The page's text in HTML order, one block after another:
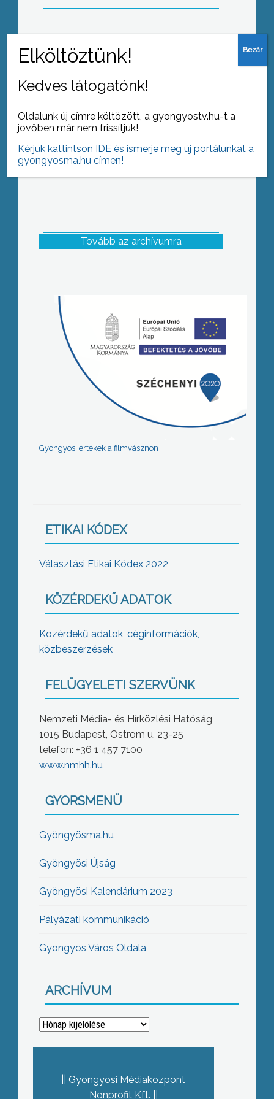
Mától városunkban is üzemel a
berendezés
Tovább az archívumra
Gyöngyösi értékek a filmvásznon
ETIKAI KÓDEX
Választási Etikai Kódex 2022
KÖZÉRDEKŰ ADATOK
Közérdekű adatok, céginformációk,
közbeszerzések
FELÜGYELETI SZERVÜNK
Nemzeti Média- és Hírközlési Hatóság
1015 Budapest, Ostrom u. 23-25
telefon: +36 1 457 7100
www.nmhh.hu
GYORSMENÜ
Gyöngyösma.hu
Gyöngyösi Újság
Gyöngyösi Kalendárium 2023
Pályázati kommunikáció
Gyöngyös Város Oldala
ARCHÍVUM
Archívum
Gyöngyösi Médiaközpont
Nonprofit Kft.
Kedves látogatónk!
Oldalunk új címre költözött, a gyongyostv.hu-t a
jövőben már nem frissítjük!
Kérjük kattintson IDE és ismerje meg új portálunkat a
gyongyosma.hu címen!